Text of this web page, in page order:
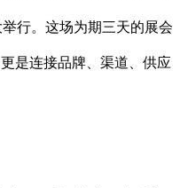
行。这场为期三天的展会
是连接品牌、渠道、供应